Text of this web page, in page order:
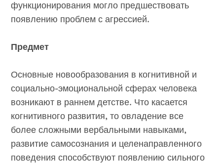
функционирования могло предшествовать
появлению проблем с агрессией.
Предмет
Основные новообразования в когнитивной и
социально-эмоциональной сферах человека
возникают в раннем детстве. Что касается
когнитивного развития, то овладение все
более сложными вербальными навыками,
развитие самосознания и целенаправленного
поведения способствуют появлению сильного